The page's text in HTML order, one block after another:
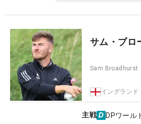
サム・ブロ
Sam Broadhurst
イングランド
主戦 DPワール